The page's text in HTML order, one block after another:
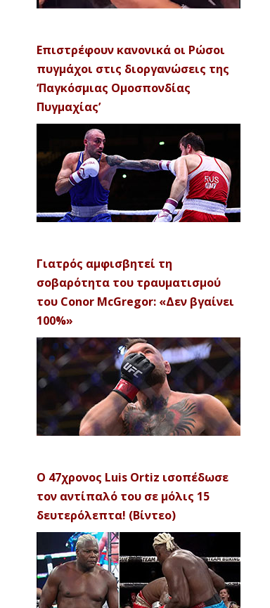
Επιστρέφουν κανονικά οι Ρώσοι
πυγμάχοι στις διοργανώσεις της
‘Παγκόσμιας Ομοσπονδίας
Πυγμαχίας’
Γιατρός αμφισβητεί τη
σοβαρότητα του τραυματισμού
του Conor McGregor: «Δεν βγαίνει
100%»
Ο 47χρονος Luis Ortiz ισοπέδωσε
τον αντίπαλό του σε μόλις 15
δευτερόλεπτα! (Βίντεο)